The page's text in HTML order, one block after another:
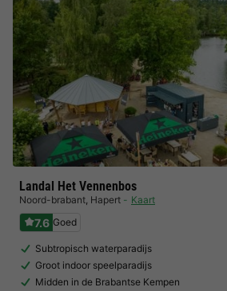
Landal Het Vennenbos
Noord-brabant, Hapert Kaart
7.6 Goed
Subtropisch waterparadijs
Groot indoor speelparadijs
Midden in de Brabantse Kempen